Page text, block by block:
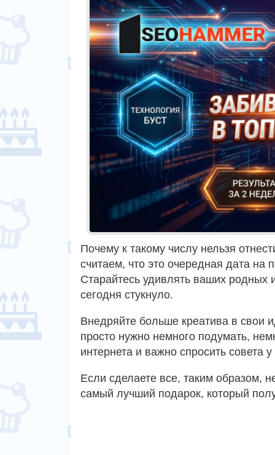
Почему к такому числу нельзя
считаем, что это очередная дата на
Старайтесь удивлять ваших родных
сегодня стукнуло.
Внедряйте больше креатива в свои
просто нужно немного подумать,
интернета и важно спросить
Если сделаете все, таким образом,
самый лучший подарок, который